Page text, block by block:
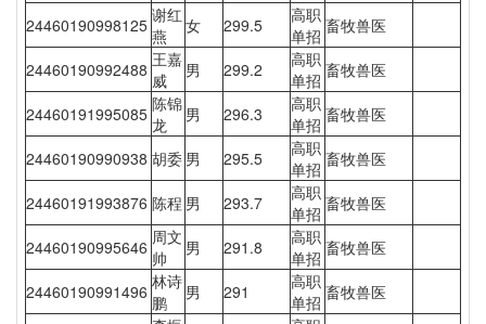
24460190998125 谢红
燕
女 299.5
高职
单招 畜牧兽医
24460190992488 王嘉
威
男 299.2
高职
单招 畜牧兽医
24460191995085 陈锦
龙
男 296.3
高职
单招 畜牧兽医
24460190990938 胡委 男 295.5
高职
单招 畜牧兽医
24460191993876 陈程 男 293.7
高职
单招 畜牧兽医
24460190995646 周文
帅
男 291.8
高职
单招 畜牧兽医
24460190991496 林诗
鹏
男 291
高职
单招 畜牧兽医